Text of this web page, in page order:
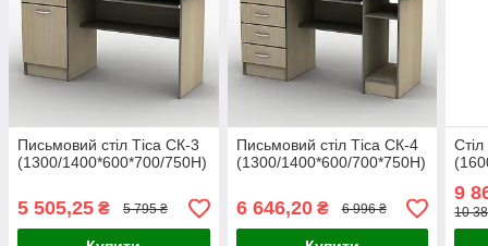
Письмовий стіл Тіса СК-3
(1300/1400*600*700/750Н)
5 505,25 ₴ 5 795 ₴
Письмовий стіл Тіса СК-4
(1300/1400*600/700*750Н)
6 646,20₴ 6 996 ₴
9
10